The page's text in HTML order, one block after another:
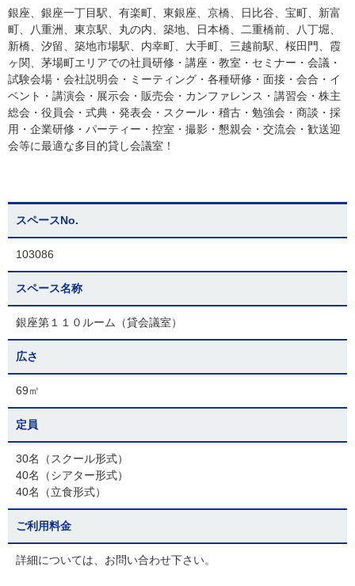
銀座、銀座一丁目駅、有楽町、東銀座、京橋、日比谷、宝町、新富
町、八重洲、東京駅、丸の内、築地、日本橋、二重橋前、八丁堀、
新橋、汐留、築地市場駅、内幸町、大手町、三越前駅、桜田門、霞
ヶ関、茅場町エリアでの社員研修・講座・教室・セミナー・会議・
試験会場・会社説明会・ミーティング・各種研修・面接・会合・イ
ベント・講演会・展示会・販売会・カンファレンス・講習会・株主
総会・役員会・式典・発表会・スクール・稽古・勉強会・商談・採
用・企業研修・パーティー・控室・撮影・懇親会・交流会・歓送迎
会等に最適な多目的貸し会議室！
スペースNo.
103086
スペース名称
銀座第１１０ルーム（貸会議室）
広さ
69㎡
定員
30名（スクール形式）
40名（シアター形式）
40名（立食形式）
ご利用料金
詳細については、お問い合わせ下さい。